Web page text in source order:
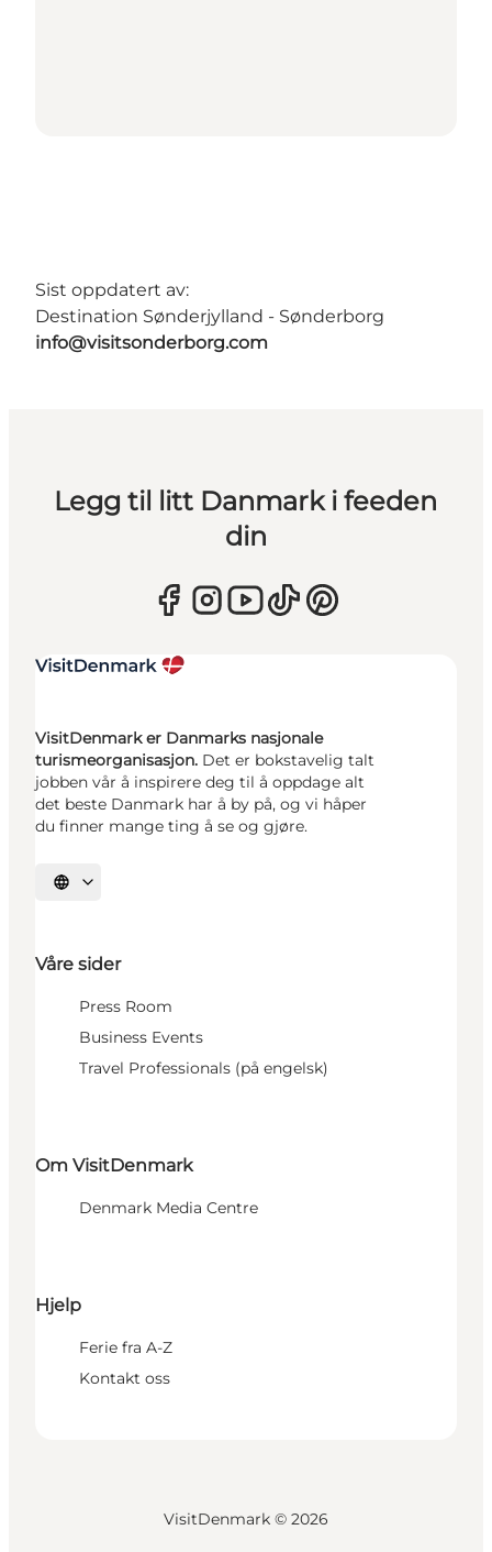
Sist oppdatert av:
Destination Sønderjylland - Sønderborg
info@visitsonderborg.com
Legg til litt Danmark i feeden
din
VisitDenmark er Danmarks nasjonale
turismeorganisasjon. Det er bokstavelig talt
jobben vår å inspirere deg til å oppdage alt
det beste Danmark har å by på, og vi håper
du finner mange ting å se og gjøre.
Velg språk
Våre sider
Press Room
Business Events
Travel Professionals (på engelsk)
Om VisitDenmark
Denmark Media Centre
Hjelp
Ferie fra A-Z
Kontakt oss
VisitDenmark © 2026